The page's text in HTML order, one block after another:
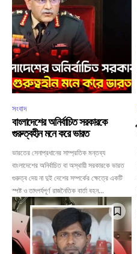
সংবাদ
বাংলাদেশের অনির্বাচিত সরকারকে
গুরুত্বহীন মনে করে ভারত
ভারতের সেনাপ্রধানের সাম্প্রতিক মন্তব্য
বাংলাদেশের অনির্বাচিত বা অস্থায়ী সরকারকে ভারত
গুরুত্ব দেয় না দুই দেশের সম্পর্কের ক্ষেত্রে একটি
স্পষ্ট ও তাৎপর্যপূর্ণ রাজনৈতিক বার্তা বহন...